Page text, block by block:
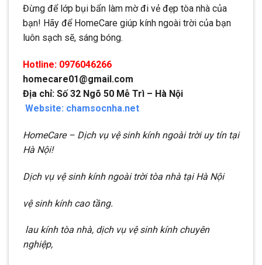
Đừng để lớp bụi bẩn làm mờ đi vẻ đẹp tòa nhà của
bạn! Hãy để HomeCare giúp kính ngoài trời của bạn
luôn sạch sẽ, sáng bóng.
Hotline: 0976046266
homecare01@gmail.com
Địa chỉ: Số 32 Ngõ 50 Mễ Trì – Hà Nội
Website: chamsocnha.net
HomeCare – Dịch vụ vệ sinh kính ngoài trời uy tín tại
Hà Nội!
Dịch vụ vệ sinh kính ngoài trời tòa nhà tại Hà Nội
vệ sinh kính cao tầng.
lau kính tòa nhà, dịch vụ vệ sinh kính chuyên
nghiệp,